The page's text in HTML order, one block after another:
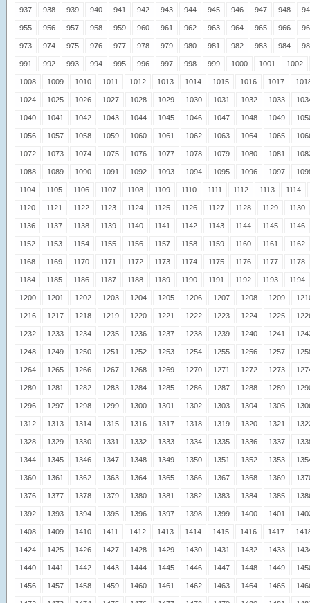
937 938 939 940 941 942 943 944 945 946 947 948
955 956 957 958 959 960 961 962 963 964 965 966
973 974 975 976 977 978 979 980 981 982 983 984
991 992 993 994 995 996 997 998 999 1000 1001 1002
1008 1009 1010 1011 1012 1013 1014 1015 1016 1017
1024 1025 1026 1027 1028 1029 1030 1031 1032 1033
1040 1041 1042 1043 1044 1045 1046 1047 1048 1049
1056 1057 1058 1059 1060 1061 1062 1063 1064 1065
1072 1073 1074 1075 1076 1077 1078 1079 1080 1081
1088 1089 1090 1091 1092 1093 1094 1095 1096 1097
1104 1105 1106 1107 1108 1109 1110 1111 1112 1113 1114
1120 1121 1122 1123 1124 1125 1126 1127 1128 1129 1130
1136 1137 1138 1139 1140 1141 1142 1143 1144 1145 1146
1152 1153 1154 1155 1156 1157 1158 1159 1160 1161 1162
1168 1169 1170 1171 1172 1173 1174 1175 1176 1177 1178
1184 1185 1186 1187 1188 1189 1190 1191 1192 1193 1194
1200 1201 1202 1203 1204 1205 1206 1207 1208 1209
1216 1217 1218 1219 1220 1221 1222 1223 1224 1225
1232 1233 1234 1235 1236 1237 1238 1239 1240 1241
1248 1249 1250 1251 1252 1253 1254 1255 1256 1257
1264 1265 1266 1267 1268 1269 1270 1271 1272 1273
1280 1281 1282 1283 1284 1285 1286 1287 1288 1289
1296 1297 1298 1299 1300 1301 1302 1303 1304 1305
1312 1313 1314 1315 1316 1317 1318 1319 1320 1321
1328 1329 1330 1331 1332 1333 1334 1335 1336 1337
1344 1345 1346 1347 1348 1349 1350 1351 1352 1353
1360 1361 1362 1363 1364 1365 1366 1367 1368 1369
1376 1377 1378 1379 1380 1381 1382 1383 1384 1385
1392 1393 1394 1395 1396 1397 1398 1399 1400 1401
1408 1409 1410 1411 1412 1413 1414 1415 1416 1417
1424 1425 1426 1427 1428 1429 1430 1431 1432 1433
1440 1441 1442 1443 1444 1445 1446 1447 1448 1449
1456 1457 1458 1459 1460 1461 1462 1463 1464 1465